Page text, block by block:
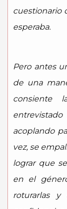
cuestionario
esperaba.
Pero antes
de una
consiente
acoplando
vez, se
lograr que
en el
roturarlas y